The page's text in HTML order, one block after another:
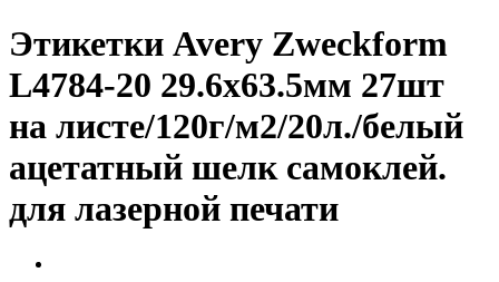
Этикетки Avery Zweckform
L4784-20 29.6x63.5мм 27шт
на листе/120г/м2/20л./белый
ацетатный шелк самоклей.
для лазерной печати